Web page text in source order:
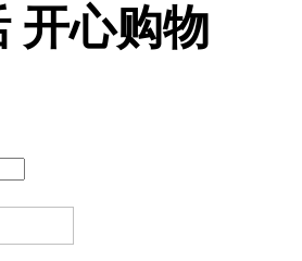
开心购物